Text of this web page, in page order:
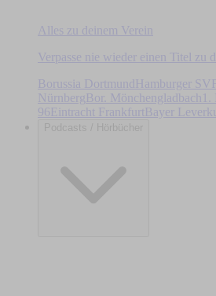
Alles zu deinem Verein
Verpasse nie wieder einen Titel zu
Borussia DortmundHamburger SV
Nürnberg Bor. Mönchengladbach 1.
96Eintracht Frankfurt Bayer
Podcasts / Hörbücher